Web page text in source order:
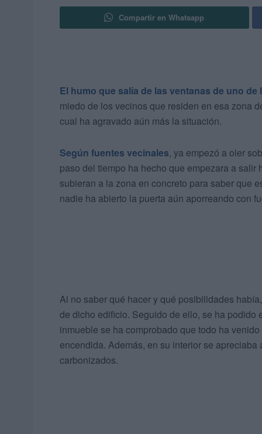
Compartir en Whatsapp
El humo que salía de las ventanas de uno
miedo de los vecinos que residen en esa zona
cual ha agravado aún más la situación.
Según fuentes vecinales, ya empezó a oler
paso del tiempo ha hecho que empezara a
subieran a la zona en concreto para saber que
nadie ha abierto la puerta aún aporreando con
Al no saber qué hacer y qué posibilidades
de dicho edificio. Seguido de ello, se ha podido
inmueble se ha comprobado que todo ha
encendida. Además, en su interior se
carbonizados.